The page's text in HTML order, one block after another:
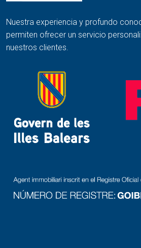
Nuestra experiencia y profundo
permiten ofrecer un servicio
nuestros clientes.